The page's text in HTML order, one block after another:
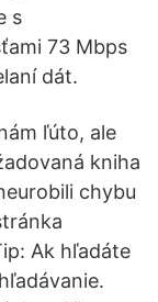
s
73 Mbps
dát.
ľúto, ale
kniha
chybu
Ak hľadáte